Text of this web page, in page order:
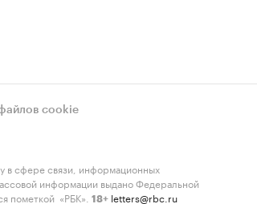
cookie
в сфере связи, информационных
информации выдано Федеральной
пометкой «РБК».
18+ letters@rbc.ru